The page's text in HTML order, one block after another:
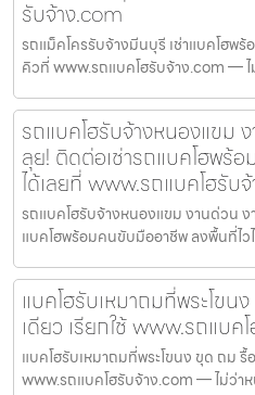
รับจ้าง.com
รถแม็คโครรับจ้างมีนบุรี เช่าแบคโฮพ
คิวที่ www.รถแบคโฮรับจ้าง.com — ไ
รถแบคโฮรับจ้างหนองแขม
ลุย! ติดต่อเช่ารถแบคโฮพร้
ได้เลยที่ www.รถแบคโฮรับ
รถแบคโฮรับจ้างหนองแขม งานด่วน ง
แบคโฮพร้อมคนขับมืออาชีพ ลงพื้นที่ไว
แบคโฮรับเหมาถมที่พระโข
เดียว เรียกใช้ www.รถแบค
แบคโฮรับเหมาถมที่พระโขนง ขุด ถม รื้
www.รถแบคโฮรับจ้าง.com — ไม่ว่า